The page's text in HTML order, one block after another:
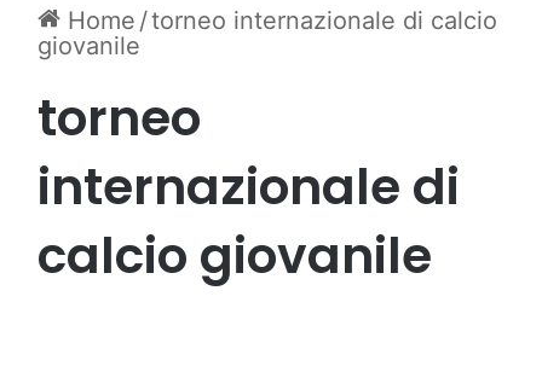
Home /torneo internazionale di calcio
giovanile
torneo
internazionale di
calcio giovanile